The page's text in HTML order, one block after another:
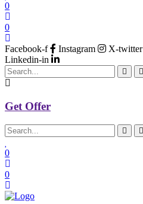
0
0
Facebook-f Instagram X-twitter
Linkedin-in
Get Offer
0
0